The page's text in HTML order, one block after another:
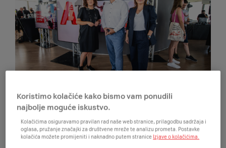
Zagreb, 24. kolovoza 2023. – A1 Hrvatska
predstavila je inovativne usluge i proizvode koji
odgovaraju novim potrebama i očekivanjima
Koristimo kolačiće kako bismo vam ponudili
najbolje moguće iskustvo.
Kolačićima osiguravamo pravilan rad naše web stranice, prilagodbu sadržaja i
oglasa, pružanje značajki za društvene mreže te analizu prometa. Postavke
kolačića možete promijeniti i naknadno putem stranice Izjave o kolačićima.